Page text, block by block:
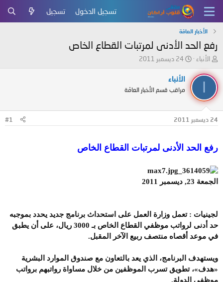
تسجيل الدخول تسجيل
الأخبار العامّة
رفع الحد الأدنى لمرتبات القطاع الخاص
ب
د
ل
م
و
ع
الأنباء
ت
ر
خ
ل
ب
24 ديسمبر 2011
الأنباء
مراقب قسم الأخبار العامّة
24 ديسمبر 2011 #1
رفع الحد الأدنى لمرتبات القطاع الخاص
الجمعة 23, ديسمبر 2011
لجينيات : تعمل وزارة العمل على استحداث برنامج جديد يحدد بموجبه
حد أدنى لرواتب موظفي القطاع الخاص بـ 3000 ريال، على أن يطبق
في موعد أقصاه منتصف ربيع الآخر المقبل.
ويستهدف البرنامج، الذي يعد بالتعاون مع صندوق الموارد البشرية
«هدف»، تطويق تسرب الموظفين من خلال مساواة رواتبهم برواتب
موظفي الدولة.